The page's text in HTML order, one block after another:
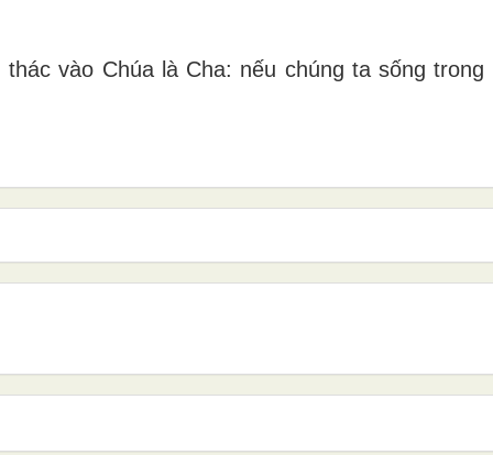
vào Chúa là Cha: nếu chúng ta sống